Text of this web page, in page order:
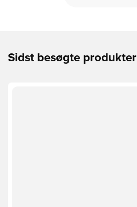
Sidst besøgte produkter